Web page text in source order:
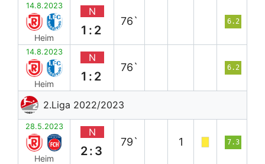
14.8.2023
Heim
N
1:2
76` 6.2
14.8.2023
Heim
N
1:2
76` 6.2
2.Liga 2022/2023
28.5.2023
Heim
N
2:3
79` 1 7.3